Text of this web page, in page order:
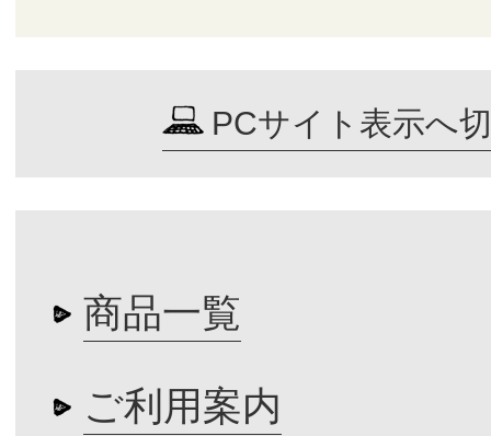
PCサイト表示へ
商品一覧
ご利用案内